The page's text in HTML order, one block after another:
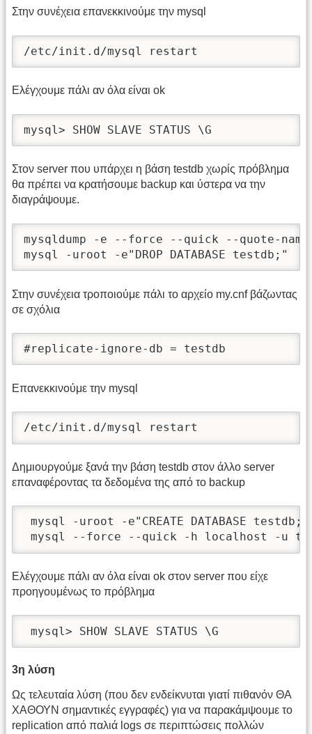
Στην συνέχεια επανεκκινούμε την mysql
/etc/init.d/mysql restart
Ελέγχουμε πάλι αν όλα είναι ok
mysql> SHOW SLAVE STATUS \G
Στον server που υπάρχει η βάση testdb χωρίς πρόβλημα
θα πρέπει να κρατήσουμε backup και ύστερα να την
διαγράψουμε.
mysqldump -e --force --quick --quote-
mysql -uroot -e"DROP DATABASE testdb;"
Στην συνέχεια τροποιούμε πάλι το αρχείο my.cnf βάζωντας
σε σχόλια
#replicate-ignore-db = testdb
Eπανεκκινούμε την mysql
/etc/init.d/mysql restart
Δημιουργούμε ξανά την βάση testdb στον άλλο server
επαναφέροντας τα δεδομένα της από το backup
mysql -uroot -e"CREATE DATABASE testdb;"
mysql --force --quick -h localhost -u
Ελέγχουμε πάλι αν όλα είναι ok στον server που είχε
προηγουμένως το πρόβλημα
mysql> SHOW SLAVE STATUS \G
3η λύση
Ως τελευταία λύση (που δεν ενδείκνυται γιατί πιθανόν ΘΑ
ΧΑΘΟΥΝ σημαντικές εγγραφές) για να παρακάμψουμε το
replication από παλιά logs σε περιπτώσεις πολλών